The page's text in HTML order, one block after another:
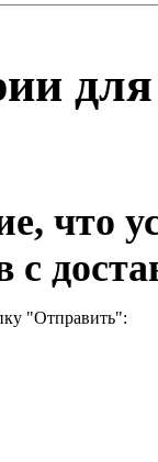
что
с
"Отправить":